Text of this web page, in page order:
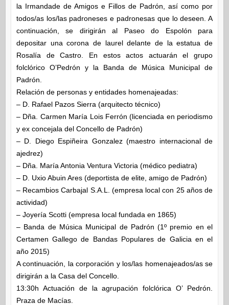
la Irmandade de Amigos e Fillos de Padrón, así como por
todos/as los/las padroneses e padronesas que lo deseen. A
continuación, se dirigirán al Paseo do Espolón para
depositar una corona de laurel delante de la estatua de
Rosalía de Castro. En estos actos actuarán el grupo
folclórico O’Pedrón y la Banda de Música Municipal de
Padrón.
Relación de personas y entidades homenajeadas:
– D. Rafael Pazos Sierra (arquitecto técnico)
– Dña. Carmen María Lois Ferrón (licenciada en periodismo
y ex concejala del Concello de Padrón)
– D. Diego Espiñeira Gonzalez (maestro internacional de
ajedrez)
– Dña. María Antonia Ventura Victoria (médico pediatra)
– D. Uxio Abuin Ares (deportista de elite, amigo de Padrón)
– Recambios Carbajal S.A.L. (empresa local con 25 años de
actividad)
– Joyería Scotti (empresa local fundada en 1865)
– Banda de Música Municipal de Padrón (1º premio en el
Certamen Gallego de Bandas Populares de Galicia en el
año 2015)
A continuación, la corporación y los/las homenajeados/as se
dirigirán a la Casa del Concello.
13:30h Actuación de la agrupación folclórica O’ Pedrón.
Praza de Macías.